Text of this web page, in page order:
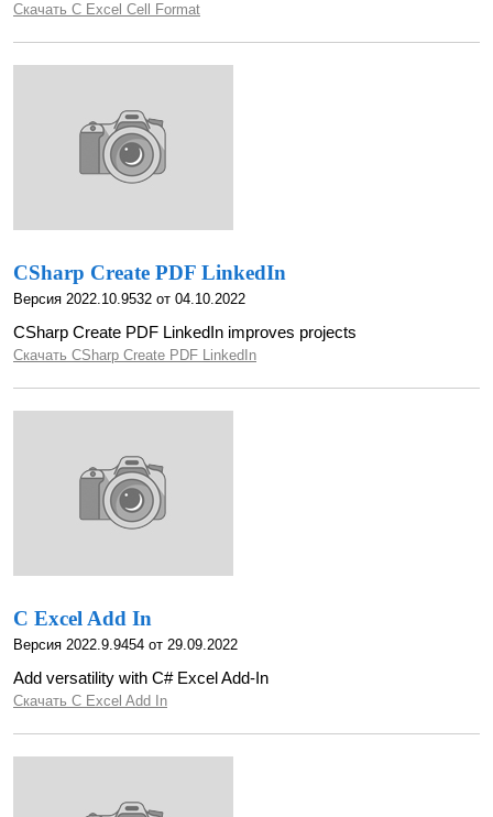
Скачать C Excel Cell Format
CSharp Create PDF LinkedIn
Версия 2022.10.9532 от 04.10.2022
CSharp Create PDF LinkedIn improves projects
Скачать CSharp Create PDF LinkedIn
C Excel Add In
Версия 2022.9.9454 от 29.09.2022
Add versatility with C# Excel Add-In
Скачать C Excel Add In